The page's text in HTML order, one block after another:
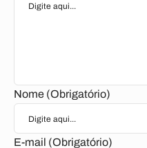
Nome (Obrigatório)
E-mail (Obrigatório)